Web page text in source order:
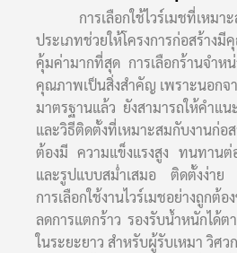
การเลือกใช้ไวร์เมชที่เหม
ประเภทช่วยให้โครงการก่อสร้า
คุ้มค่ามากที่สุด การเลือกร้านจำห
คุณภาพเป็นสิ่งสำคัญ เพราะนอกจ
มาตรฐานแล้ว ยังสามารถให้คำแ
และวิธีติดตั้งที่เหมาะสมกับงานก่
ต้องมี ความแข็งแรงสูง ทนทาน
และรูปแบบสม่ำเสมอ ติดตั้งง่าย
การเลือกใช้งานไวร์เมชอย่างถูกต้
ลดการแตกร้าว รองรับน้ำหนักได้
ในระยะยาว สำหรับผู้รับเหมา วิศว